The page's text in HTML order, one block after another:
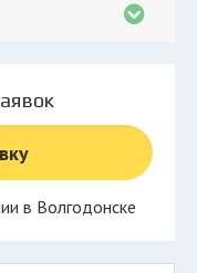
в Волгодонске